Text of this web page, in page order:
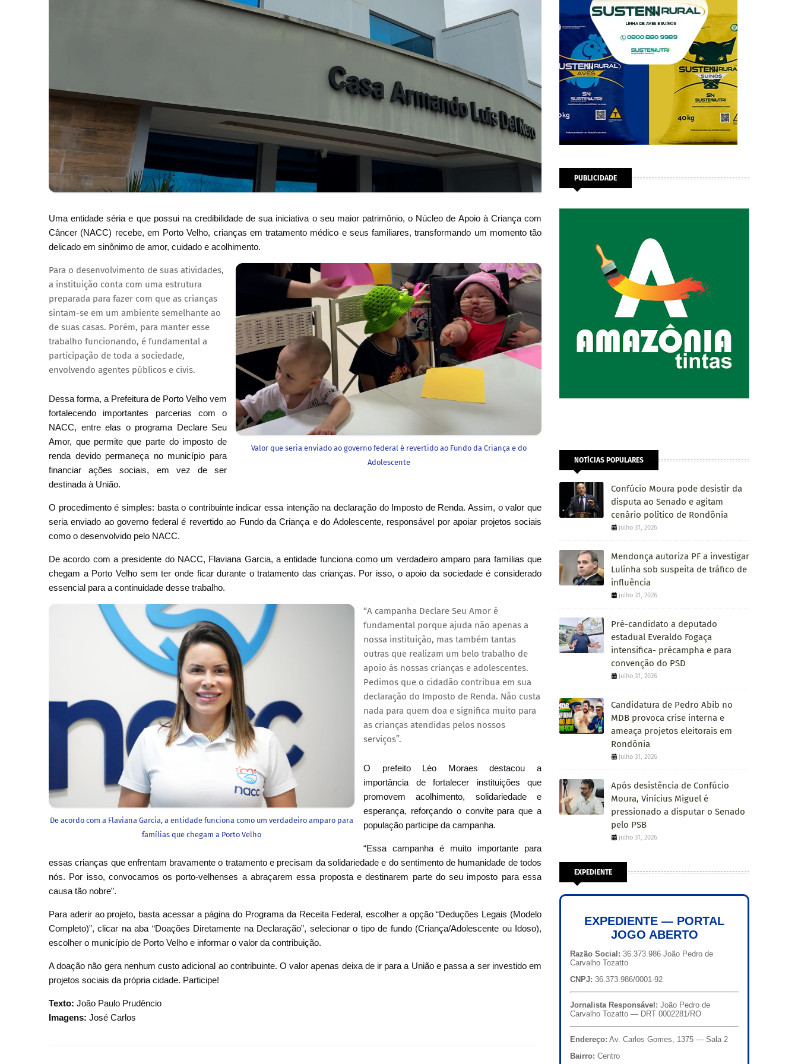
Uma entidade séria e que possui na credibilidade de sua iniciativa o seu maior patrimônio, o Núcleo de Apoio à Criança com
Câncer (NACC) recebe, em Porto Velho, crianças em tratamento médico e seus familiares, transformando um momento tão
delicado em sinônimo de amor, cuidado e acolhimento.
Valor que seria enviado ao governo federal é revertido ao Fundo da Criança e do
Adolescente
Para o desenvolvimento de suas atividades,
a instituição conta com uma estrutura
preparada para fazer com que as crianças
sintam-se em um ambiente semelhante ao
de suas casas. Porém, para manter esse
trabalho funcionando, é fundamental a
participação de toda a sociedade,
envolvendo agentes públicos e civis.
Dessa forma, a Prefeitura de Porto Velho vem
fortalecendo importantes parcerias com o
NACC, entre elas o programa Declare Seu
Amor, que permite que parte do imposto de
renda devido permaneça no município para
financiar ações sociais, em vez de ser
destinada à União.
O procedimento é simples: basta o contribuinte indicar essa intenção na declaração do Imposto de Renda. Assim, o valor que
seria enviado ao governo federal é revertido ao Fundo da Criança e do Adolescente, responsável por apoiar projetos sociais
como o desenvolvido pelo NACC.
De acordo com a presidente do NACC, Flaviana Garcia, a entidade funciona como um verdadeiro amparo para famílias que
chegam a Porto Velho sem ter onde ficar durante o tratamento das crianças. Por isso, o apoio da sociedade é considerado
essencial para a continuidade desse trabalho.
De acordo com a Flaviana Garcia, a entidade funciona como um verdadeiro amparo para
famílias que chegam a Porto Velho
“A campanha Declare Seu Amor é
fundamental porque ajuda não apenas a
nossa instituição, mas também tantas
outras que realizam um belo trabalho de
apoio às nossas crianças e adolescentes.
Pedimos que o cidadão contribua em sua
declaração do Imposto de Renda. Não custa
nada para quem doa e significa muito para
as crianças atendidas pelos nossos
serviços”.
O prefeito Léo Moraes destacou a
importância de fortalecer instituições que
promovem acolhimento, solidariedade e
esperança, reforçando o convite para que a
população participe da campanha.
“Essa campanha é muito importante para
essas crianças que enfrentam bravamente o tratamento e precisam da solidariedade e do sentimento de humanidade de todos
nós. Por isso, convocamos os porto-velhenses a abraçarem essa proposta e destinarem parte do seu imposto para essa
causa tão nobre”.
Para aderir ao projeto, basta acessar a página do Programa da Receita Federal, escolher a opção “Deduções Legais (Modelo
Completo)”, clicar na aba “Doações Diretamente na Declaração”, selecionar o tipo de fundo (Criança/Adolescente ou Idoso),
escolher o município de Porto Velho e informar o valor da contribuição.
A doação não gera nenhum custo adicional ao contribuinte. O valor apenas deixa de ir para a União e passa a ser investido em
projetos sociais da própria cidade. Participe!
Texto: João Paulo Prudêncio
Imagens: José Carlos
PUBLICIDADE
NOTÍCIAS POPULARES
Confúcio Moura pode desistir da
disputa ao Senado e agitam
cenário político de Rondônia
julho 31, 2026
Mendonça autoriza PF a investigar
Lulinha sob suspeita de tráfico de
influência
julho 31, 2026
Pré-candidato a deputado
estadual Everaldo Fogaça
intensifica- précampha e para
convenção do PSD
julho 31, 2026
Candidatura de Pedro Abib no
MDB provoca crise interna e
ameaça projetos eleitorais em
Rondônia
julho 31, 2026
Após desistência de Confúcio
Moura, Vinícius Miguel é
pressionado a disputar o Senado
pelo PSB
julho 31, 2026
EXPEDIENTE
EXPEDIENTE — PORTAL
JOGO ABERTO
Razão Social: 36.373.986 João Pedro de
Carvalho Tozatto
CNPJ: 36.373.986/0001-92
Jornalista Responsável: João Pedro de
Carvalho Tozatto — DRT 0002281/RO
Endereço: Av. Carlos Gomes, 1375 — Sala 2
Bairro: Centro